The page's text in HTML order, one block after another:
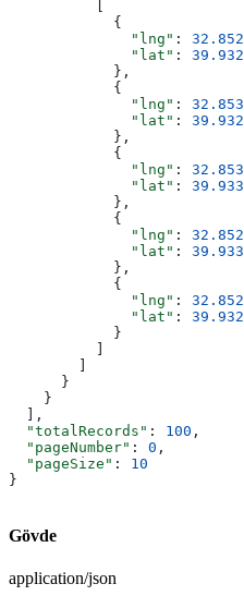
            {
              "lng"
: 32.852
              "lat"
: 39.932
            },
            {
              "lng"
: 32.853
              "lat"
: 39.932
            },
            {
              "lng"
: 32.853
              "lat"
: 39.933
            },
            {
              "lng"
: 32.852
              "lat"
: 39.933
            },
            {
              "lng"
: 32.852
              "lat"
: 39.932
            }
      }
    }
  ],
  "totalRecords"
: 100 ,
  "pageNumber"
: 0 ,
  "pageSize"
: 10
}
Gövde
application/json